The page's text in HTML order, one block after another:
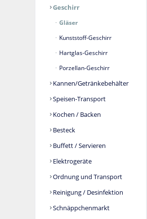
Geschirr
Gläser
Kunststoff-Geschirr
Hartglas-Geschirr
Porzellan-Geschirr
Kannen/Getränkebehälter
Speisen-Transport
Kochen / Backen
Besteck
Buffett / Servieren
Elektrogeräte
Ordnung und Transport
Reinigung / Desinfektion
Schnäppchenmarkt